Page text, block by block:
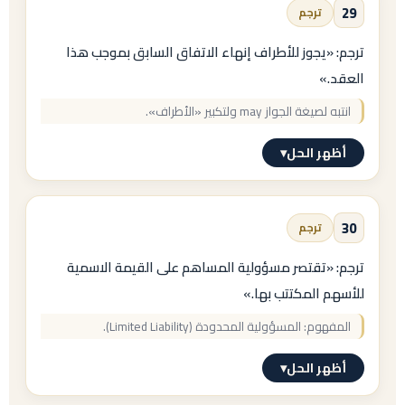
بوصفه مصطلحًا مُعرَّفًا.
التعليل:
أكثر شيوعًا في عناوين عقود البيع الرسمية من
(وكلاهما صحيح).
29 ترجم
ترجم: «يجوز للأطراف إنهاء الاتفاق السابق بموجب هذا
العقد.»
انتبه لصيغة الجوازmayولتكبير «الأطراف».
أظهر الحل▾
الإجابة النموذجية
ملاحظة:
The Parties
(مجتمعين) بحرف كبير، و
30 ترجم
ترجم: «تقتصر مسؤولية المساهم على القيمة الاسمية
للأسهم المكتتب بها.»
المفهوم: المسؤولية المحدودة(Limited Liability)
.
أظهر الحل▾